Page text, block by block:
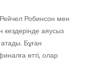
Робинсон мен
кездерінде аяусыз
Бұған
өтті, олар